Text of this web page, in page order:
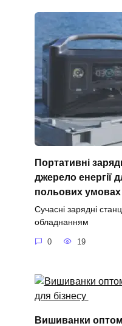
Портативні
джерело енергії
польових умовах
Сучасні зарядні
обладнанням
0 19
Вишиванки